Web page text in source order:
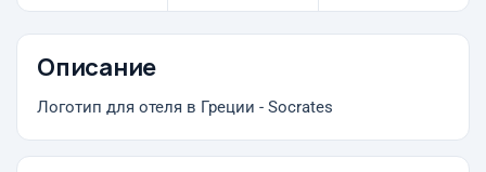
Описание
Логотип для отеля в Греции - Socrates